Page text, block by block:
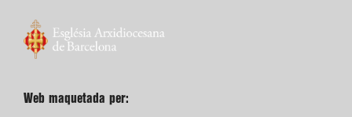
Web maquetada per: